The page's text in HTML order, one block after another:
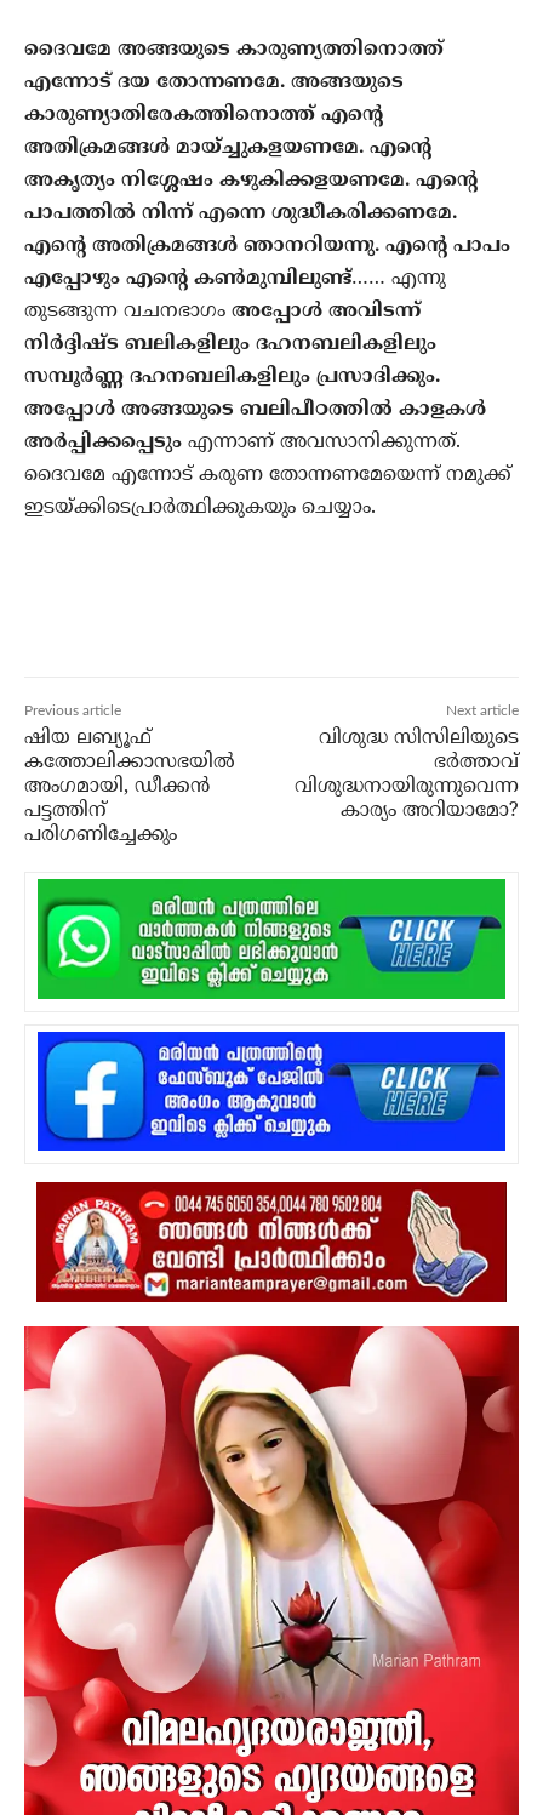
ദൈവമേ അങ്ങയുടെ കാരുണ്യത്തിനൊത്ത്
എന്നോട് ദയ തോന്നണമേ. അങ്ങയുടെ
കാരുണ്യാതിരേകത്തിനൊത്ത് എന്റെ
അതിക്രമങ്ങള്‍ മായ്ച്ചുകളയണമേ. എന്റെ
അകൃത്യം നിശ്ശേഷം കഴുകിക്കളയണമേ. എന്റെ
പാപത്തില്‍ നിന്ന് എന്നെ ശുദ്ധീകരിക്കണമേ.
എന്റെ അതിക്രമങ്ങള്‍ ഞാനറിയന്നു. എന്റെ പാപം
എപ്പോഴും എന്റെ കണ്‍മുമ്പിലുണ്ട്…… എന്നു
തുടങ്ങുന്ന വചനഭാഗം അപ്പോള്‍ അവിടന്ന്
നിര്‍ദ്ദിഷ്ട ബലികളിലും ദഹനബലികളിലും
സമ്പൂര്‍ണ്ണ ദഹനബലികളിലും പ്രസാദിക്കും.
അപ്പോള്‍ അങ്ങയുടെ ബലിപീഠത്തില്‍ കാളകള്‍
അര്‍പ്പിക്കപ്പെടും എന്നാണ് അവസാനിക്കുന്നത്.
ദൈവമേ എന്നോട് കരുണ തോന്നണമേയെന്ന് നമുക്ക്
ഇടയ്ക്കിടെപ്രാര്‍ത്ഥിക്കുകയും ചെയ്യാം.
Previous article
ഷിയ ലബ്യൂഫ്
കത്തോലിക്കാസഭയില്‍
അംഗമായി, ഡീക്കന്‍
പട്ടത്തിന്
പരിഗണിച്ചേക്കും
Next article
വിശുദ്ധ സിസിലിയുടെ
ഭര്‍ത്താവ്
വിശുദ്ധനായിരുന്നുവെന്ന
കാര്യം അറിയാമോ?